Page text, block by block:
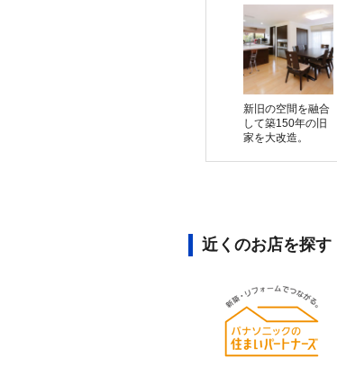
新旧の空間を融合
して築150年の旧
家を大改造。
近くのお店を探す